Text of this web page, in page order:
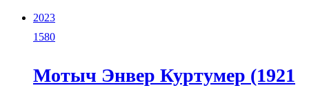
2023
1580
Мотыч Энвер Куртумер (1921